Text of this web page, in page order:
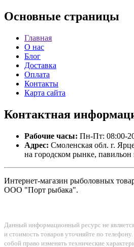
Основные страницы
Главная
О нас
Блог
Доставка
Оплата
Контакты
Карта сайта
Контактная
Рабочие часы: Пн-Пт: 08:00-
Адрес: Смоленская обл. г.
на городском рынке, павильон
Интернет-магазин рыболовных
ООО "Порт рыбака".
Данный информационный ресурс не
и стоимость товаров уточняйте по
собой право изменять технические